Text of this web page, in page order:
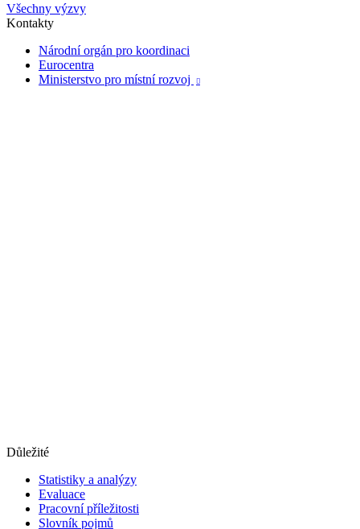
Všechny výzvy
Kontakty
Národní orgán pro koordinaci
Eurocentra
Ministerstvo pro místní rozvoj

Důležité
Statistiky a analýzy
Evaluace
Pracovní příležitosti
Slovník pojmů